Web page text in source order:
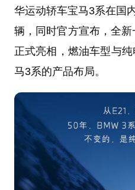
华运动轿车宝马3系在国
辆，同时官方宣布，全
正式亮相，燃油车型与
马3系的产品布局。